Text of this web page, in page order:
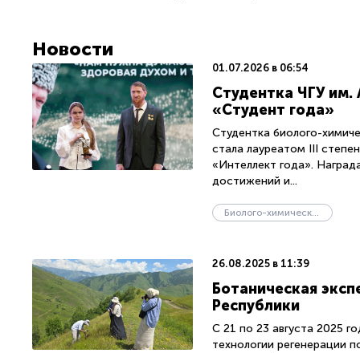
Новости
01.07.2026 в 06:54
Студентка ЧГУ им.
«Студент года»
Студентка биолого-
стала лауреатом III
«Интеллект года».
достижений и...
Биолого-химический факультет
26.08.2025 в 11:39
Ботаническая
Республики
С 21 по 23 августа 2025
технологии регенерации